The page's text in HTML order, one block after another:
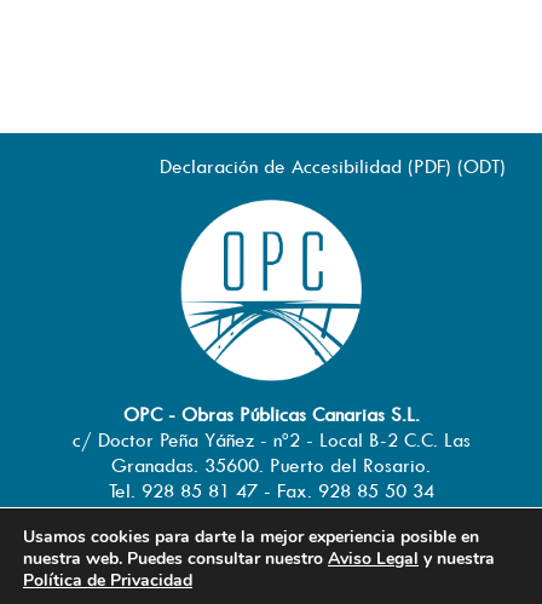
Declaración de Accesibilidad (PDF) (ODT)
OPC - Obras Públicas Canarias S.L.
c/ Doctor Peña Yáñez - nº2 - Local B-2 C.C. Las
Granadas. 35600. Puerto del Rosario.
Tel. 928 85 81 47 - Fax. 928 85 50 34
info@obraspublicascanarias.com-
www.obraspublicascanarias.com
Usamos cookies para darte la mejor experiencia posible en
nuestra web. Puedes consultar nuestro Aviso Legal y nuestra
Política de Privacidad